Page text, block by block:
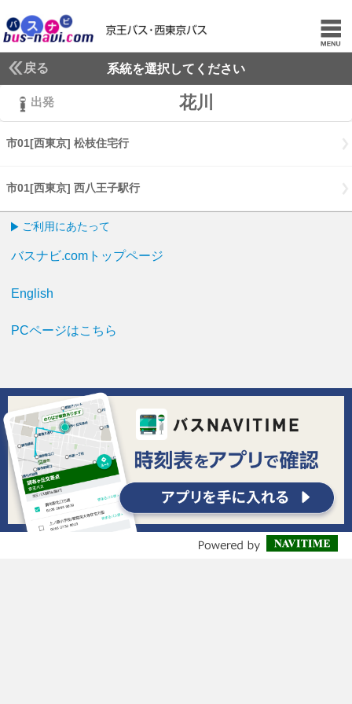
戻る 系統を選択してください
出発 花川
市01[西東京] 松枝住宅行
市01[西東京] 西八王子駅行
ご利用にあたって
バスナビ.comトップページ
English
PCページはこちら